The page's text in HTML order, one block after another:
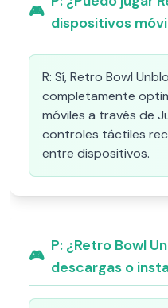
🎮
dispositivos
R: Sí, Retro Bowl
completamente
móviles a través de
controles táctiles
entre dispositivos.
🎮
P: ¿Retro Bowl
descargas o